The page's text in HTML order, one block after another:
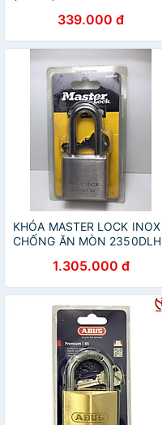
339.000 đ
KHÓA MASTER LOCK INOX
CHỐNG ĂN MÒN 2350DLH
1.305.000 đ